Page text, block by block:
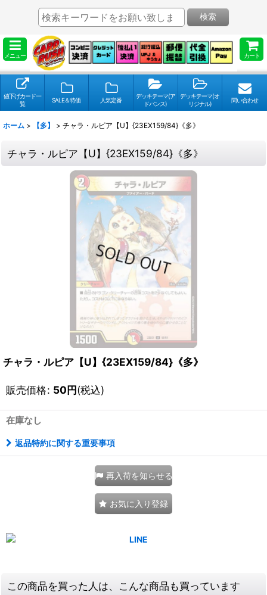
メニュー カート
検索
値下げカード一
覧
SALE＆特価 人気定番
デッキテーマ(ア
ドバンス)
デッキテーマ(オ
リジナル)
問い合わせ
ホーム > 【多】 > チャラ・ルピア【U】{23EX159/84}《多》
チャラ・ルピア【U】{23EX159/84}《多》
チャラ・ルピア【U】{23EX159/84}《多》
販売価格: 50円(税込)
在庫なし
返品特約に関する重要事項
再入荷を知らせる
お気に入り登録
この商品を買った人は、こんな商品も買っています